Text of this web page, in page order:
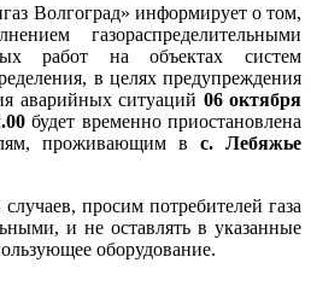
Волгоград» информирует о том,
газораспределительными
работ на объектах систем
в целях предупреждения
аварийных ситуаций 06 октября
будет временно приостановлена
проживающим в с. Лебяжье
просим потребителей газа
и не оставлять в указанные
оборудование.